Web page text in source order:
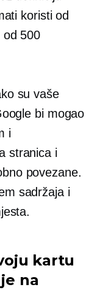
koristi od
od 500
su vaše
bi mogao
i
stranica i
povezane.
sadržaja i
kartu
na